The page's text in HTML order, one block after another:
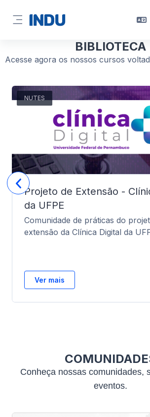
Painel lateral
BIBLIOTECA
Acesse agora os nossos cursos
NUTES
Projeto de Extensão -
da UFPE
Comunidade de práticas do
extensão da Clínica Digital da
Ver mais
Conheça nossas comunidades,
eventos.